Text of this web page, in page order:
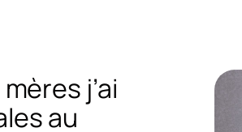
j’ai
au